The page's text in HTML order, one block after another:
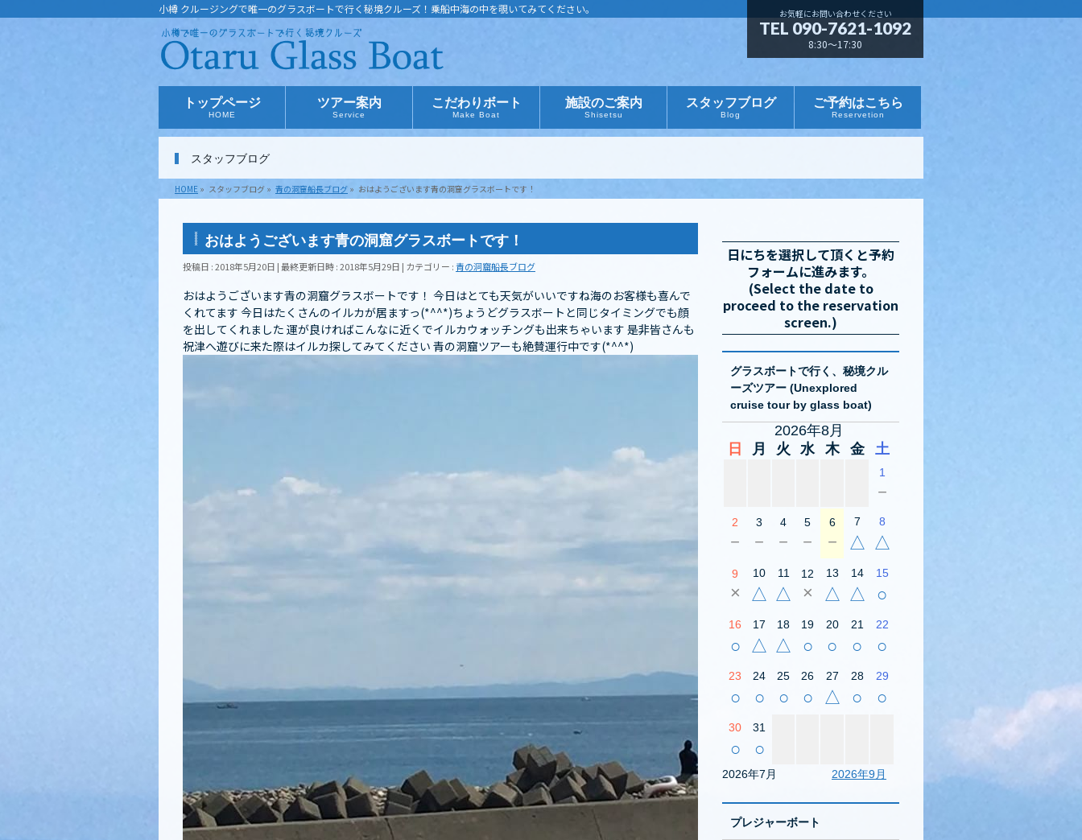
小樽 クルージングで唯一のグラスボートで行く秘境クルーズ！乗船中海の中を覗いてみてください。 お気軽にお問い合わせください
TEL 090-7621-1092
8:30～17:30
トップページ
HOME
ツアー案内
Service
こだわりボート
Make Boat
施設のご案内
Shisetsu
スタッフブログ
Blog
ご予約はこちら
Reservetion
スタッフブログ
HOME » スタッフブログ » 青の洞窟船長ブログ » おはようございます青の洞窟グラスボートです！
おはようございます青の洞窟グラスボートです！
投稿日 : 2018年5月20日 最終更新日時 : 2018年5月29日 カテゴリー :青の洞窟船長ブログ
おはようございます青の洞窟グラスボートです！ 今日はとても天気がいいですね️海のお客様も喜んで
くれてます 今日はたくさんのイルカが居ますっ(*^^*)ちょうどグラスボートと同じタイミングでも顔
を出してくれました 運が良ければこんなに近くでイルカウォッチングも出来ちゃいます 是非皆さんも
祝津へ遊びに来た際はイルカ探してみてください️️ 青の洞窟ツアーも絶賛運行中です(*^^*)
日にちを選択して頂くと予約
フォームに進みます。
(Select the date to
proceed to the reservation
screen.)
グラスボートで行く、秘境クル
ーズツアー (Unexplored
cruise tour by glass boat)
2026年8月
日
月 火 水 木 金 土
1
－
2
－
3
－
4
－
5
－
6
－
7
△
8
△
9
×
10
△
11
△
12
×
13
△
14
△
15
○
16
○
17
△
18
△
19
○
20
○
21
○
22
○
23
○
24
○
25
○
26
○
27
△
28
○
29
○
30
○
31
○
2026年7月 2026年9月
プレジャーボート